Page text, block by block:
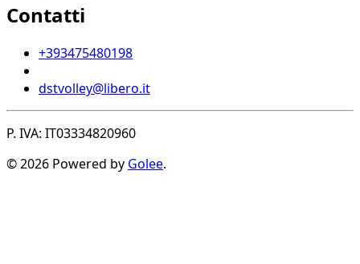
Contatti
+393475480198
dstvolley@libero.it
P. IVA: IT03334820960
© 2026 Powered by Golee.